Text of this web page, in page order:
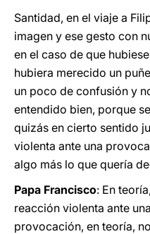
Santidad, en el viaje a
imagen y ese gesto con
en el caso de que
hubiera merecido un
un poco de confusión y
entendido bien, porque
quizás en cierto sentido
violenta ante una
algo más lo que quería
Papa Francisco: En
reacción violenta ante
provocación, en teoría,